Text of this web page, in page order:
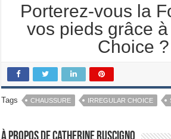
Porterez-vous la
vos pieds grâce
Choice ?
Tags CHAUSSURE IRREGULAR CHOICE